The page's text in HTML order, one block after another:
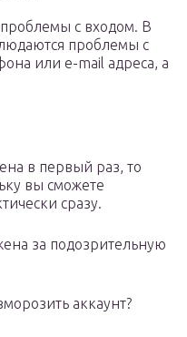
с входом. В
проблемы с
или e-mail адреса, а
в первый раз, то
вы сможете
сразу.
за подозрительную
аккаунт?